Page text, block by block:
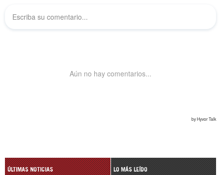
ÚLTIMAS NOTICIAS LO MÁS LEÍDO